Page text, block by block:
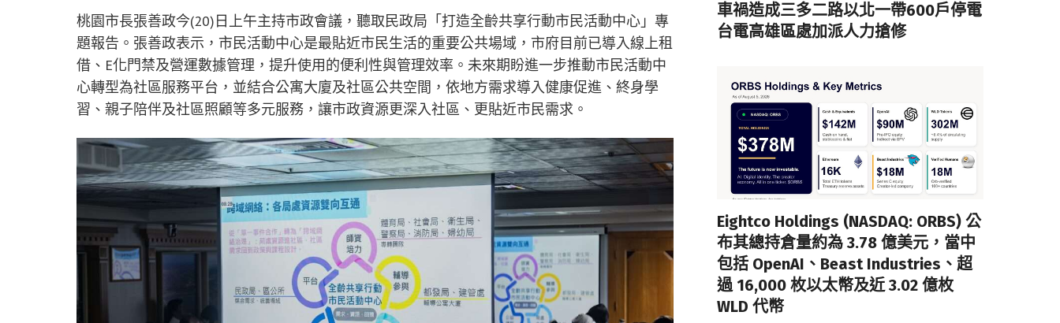
桃園市長張善政今(20)日上午主持市政會議，聽取民政局「打造全齡共享行動市民活動中心」專
題報告。張善政表示，市民活動中心是最貼近市民生活的重要公共場域，市府目前已導入線上租
借、E化門禁及營運數據管理，提升使用的便利性與管理效率。未來期盼進一步推動市民活動中
心轉型為社區服務平台，並結合公寓大廈及社區公共空間，依地方需求導入健康促進、終身學
習、親子陪伴及社區照顧等多元服務，讓市政資源更深入社區、更貼近市民需求。
車禍造成三多二路以北一帶600戶停電
台電高雄區處加派人力搶修
Eightco Holdings (NASDAQ: ORBS) 公
布其總持倉量約為 3.78 億美元，當中
包括 OpenAI、Beast Industries、超
過 16,000 枚以太幣及近 3.02 億枚
WLD 代幣